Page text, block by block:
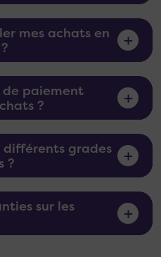
mes achats en
+
de paiement
?
+
différents grades
?
+
sur les
+